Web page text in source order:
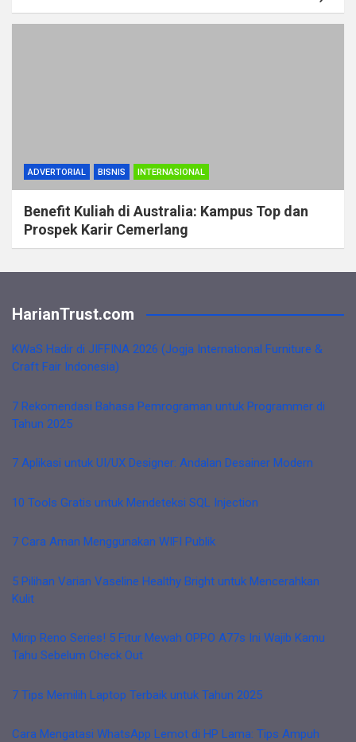
ADVERTORIAL BISNIS INTERNASIONAL
Benefit Kuliah di Australia: Kampus Top dan
Prospek Karir Cemerlang
HarianTrust.com
KWaS Hadir di JIFFINA 2026 (Jogja International Furniture &
Craft Fair Indonesia)
7 Rekomendasi Bahasa Pemrograman untuk Programmer di
Tahun 2025
7 Aplikasi untuk UI/UX Designer: Andalan Desainer Modern
10 Tools Gratis untuk Mendeteksi SQL Injection
7 Cara Aman Menggunakan WIFI Publik
5 Pilihan Varian Vaseline Healthy Bright untuk Mencerahkan
Kulit
Mirip Reno Series! 5 Fitur Mewah OPPO A77s Ini Wajib Kamu
Tahu Sebelum Check Out
7 Tips Memilih Laptop Terbaik untuk Tahun 2025
Cara Mengatasi WhatsApp Lemot di HP Lama: Tips Ampuh